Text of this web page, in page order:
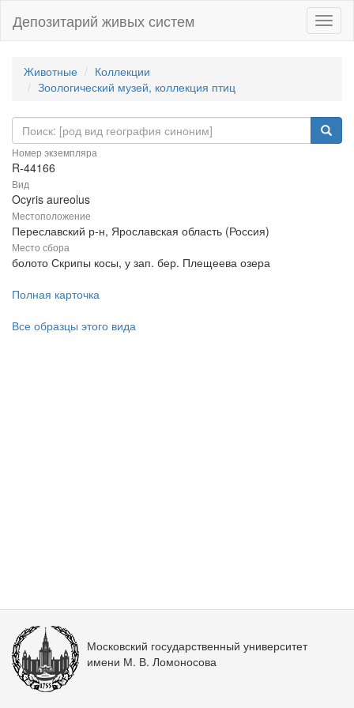
Депозитарий живых систем
Животные
Коллекции
Зоологический музей, коллекция птиц
Номер экземпляра
R-44166
Вид
Ocyris aureolus
Местоположение
Переславский р-н, Ярославская область (Россия)
Место сбора
болото Скрипы косы, у зап. бер. Плещеева озера
Полная карточка
Все образцы этого вида
Московский государственный университет
имени М. В. Ломоносова